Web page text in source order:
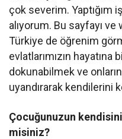
çok severim. Yaptığım
alıyorum. Bu sayfayı
Türkiye de öğrenim
evlatlarımızın hayatına
dokunabilmek ve
uyandırarak kendilerini
Çocuğunuzun
misiniz?